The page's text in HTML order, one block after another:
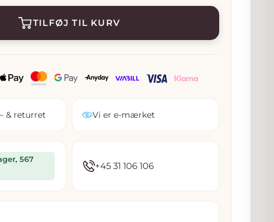
TILFØJ TIL KURV
& returret Vi er e-mærket
567
+45 31 106 106